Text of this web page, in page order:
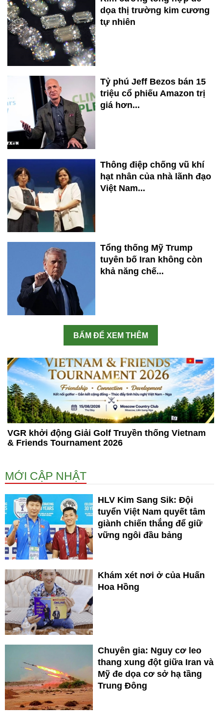
dọa thị trường kim cương
tự nhiên
Tỷ phú Jeff Bezos bán 15
triệu cổ phiếu Amazon trị
giá hơn...
Thông điệp chống vũ khí
hạt nhân của nhà lãnh đạo
Việt Nam...
Tổng thống Mỹ Trump
tuyên bố Iran không còn
khả năng chế...
BẤM ĐỂ XEM THÊM
VGR khởi động Giải Golf Truyền thống Vietnam
& Friends Tournament 2026
MỚI CẬP NHẬT
HLV Kim Sang Sik: Đội
tuyển Việt Nam quyết tâm
giành chiến thắng để giữ
vững ngôi đầu bảng
Khám xét nơi ở của Huấn
Hoa Hồng
Chuyên gia: Nguy cơ leo
thang xung đột giữa Iran và
Mỹ đe dọa cơ sở hạ tầng
Trung Đông